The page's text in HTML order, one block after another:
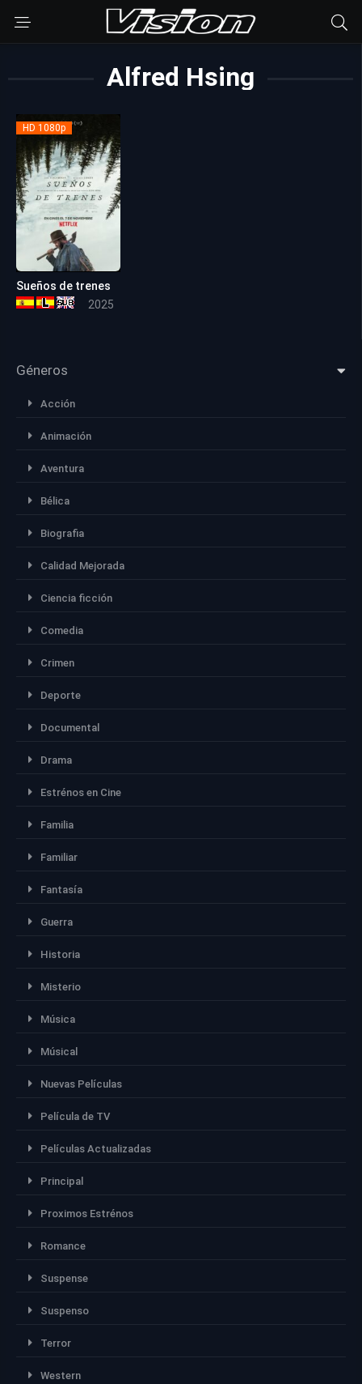
Alfred Hsing
HD 1080p
Sueños de trenes
2025
Géneros
Acción
Animación
Aventura
Bélica
Biografia
Calidad Mejorada
Ciencia ficción
Comedia
Crimen
Deporte
Documental
Drama
Estrénos en Cine
Familia
Familiar
Fantasía
Guerra
Historia
Misterio
Música
Músical
Nuevas Películas
Película de TV
Películas Actualizadas
Principal
Proximos Estrénos
Romance
Suspense
Suspenso
Terror
Western